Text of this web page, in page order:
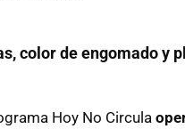
color de engomado y
Hoy No Circula